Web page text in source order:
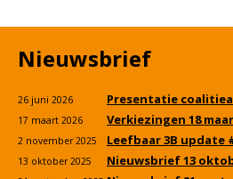
Nieuwsbrief
26 juni 2026 Presentatie
17 maart 2026 Verkiezingen 18
2 november 2025 Leefbaar 3B update
13 oktober 2025 Nieuwsbrief 13